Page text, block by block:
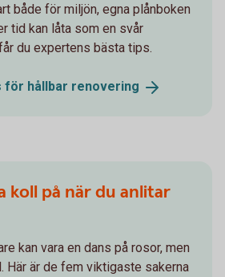
både för miljön, egna plånboken
tid kan låta som en svår
du expertens bästa tips.
för hållbar renovering
koll på när du anlitar
kan vara en dans på rosor, men
Här är de fem viktigaste sakerna